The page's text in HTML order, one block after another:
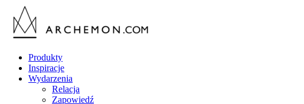
Produkty
Inspiracje
Wydarzenia
Relacja
Zapowiedź